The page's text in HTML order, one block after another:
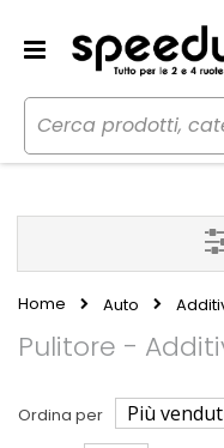
Home Auto
Pulitore -
Ordina per